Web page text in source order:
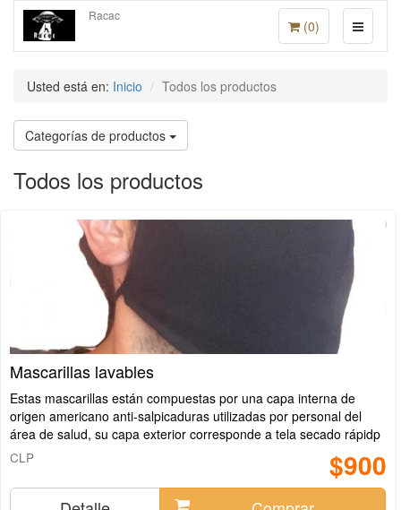
(0)
Racac
Usted está en: Inicio Todos los productos
Categorías de productos
Todos los productos
Mascarillas lavables
Estas mascarillas están compuestas por una capa interna de
origen americano anti-salpicaduras utilizadas por personal del
área de salud, su capa exterior corresponde a tela secado rápidp
$900
CLP